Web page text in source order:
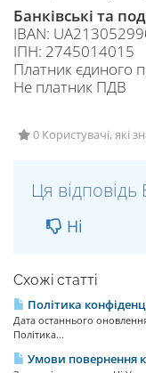
Банківські та
IBAN:
ІПН: 2745014015
Платник єдиного
Не платник ПДВ
0 Користувачі, які
Ця
Ні
Схожі статті
Політика
Дата останнього
Політика...
Умови повернення